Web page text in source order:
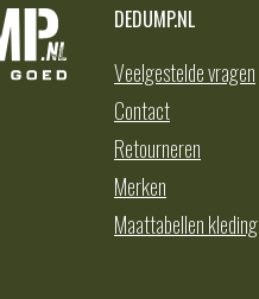
DEDUMP.NL
Veelgestelde vragen
Contact
Retourneren
Merken
Maattabellen kleding